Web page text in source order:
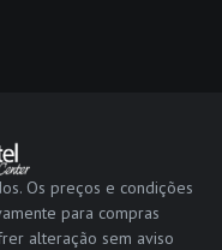
Os preços e condições
para compras
alteração sem aviso